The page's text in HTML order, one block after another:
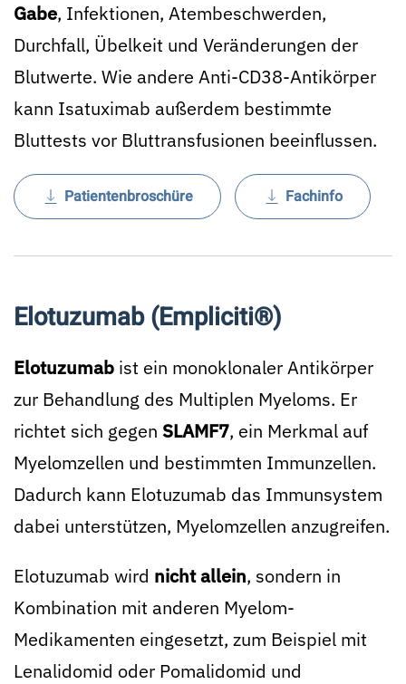
Gabe, Infektionen, Atembeschwerden,
Durchfall, Übelkeit und Veränderungen der
Blutwerte. Wie andere Anti-CD38-Antikörper
kann Isatuximab außerdem bestimmte
Bluttests vor Bluttransfusionen beeinflussen.
Patientenbroschüre Fachinfo
Elotuzumab (Empliciti®)
Elotuzumab ist ein monoklonaler Antikörper
zur Behandlung des Multiplen Myeloms. Er
richtet sich gegen SLAMF7, ein Merkmal auf
Myelomzellen und bestimmten Immunzellen.
Dadurch kann Elotuzumab das Immunsystem
dabei unterstützen, Myelomzellen anzugreifen.
Elotuzumab wird nicht allein, sondern in
Kombination mit anderen Myelom-
Medikamenten eingesetzt, zum Beispiel mit
Lenalidomid oder Pomalidomid und